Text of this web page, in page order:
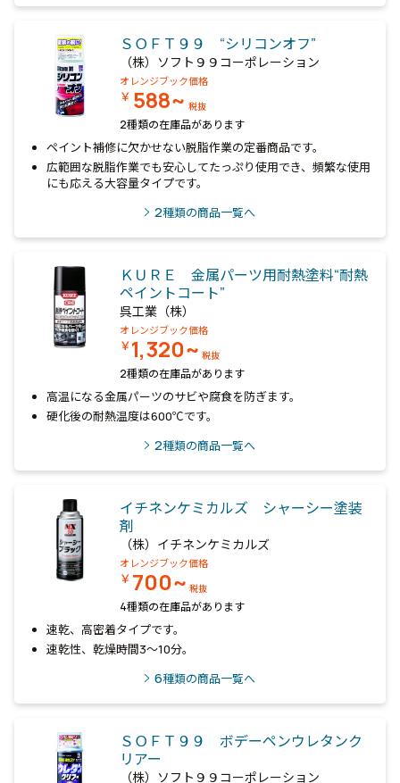
ＳＯＦＴ９９ “シリコンオフ”
（株）ソフト９９コーポレーション
オレンジブック価格
￥ 588~ 税抜
2種類の在庫品があります
ペイント補修に欠かせない脱脂作業の定番商品です。
広範囲な脱脂作業でも安心してたっぷり使用でき、頻繁な使用
にも応える大容量タイプです。
2種類の商品一覧へ
ＫＵＲＥ 金属パーツ用耐熱塗料“耐熱
ペイントコート”
呉工業（株）
オレンジブック価格
￥1,320~ 税抜
2種類の在庫品があります
高温になる金属パーツのサビや腐食を防ぎます。
硬化後の耐熱温度は600℃です。
2種類の商品一覧へ
イチネンケミカルズ シャーシー塗装
剤
（株）イチネンケミカルズ
オレンジブック価格
￥ 700~ 税抜
4種類の在庫品があります
速乾、高密着タイプです。
速乾性、乾燥時間3～10分。
6種類の商品一覧へ
ＳＯＦＴ９９ ボデーペンウレタンク
リアー
（株）ソフト９９コーポレーション